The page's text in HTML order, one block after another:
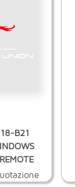
B21